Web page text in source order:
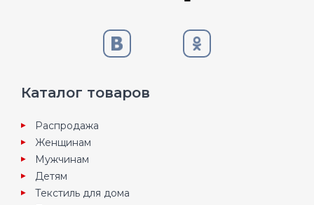
Каталог товаров
Распродажа
Женщинам
Мужчинам
Детям
Текстиль для дома